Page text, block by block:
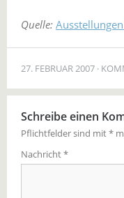
Quelle:
27. FEBRUAR 2007
Schreibe einen
Pflichtfelder sind mit*
Nachricht*